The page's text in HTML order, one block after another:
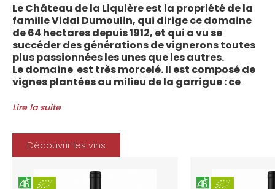
Le Château de la Liquière est la propriété de la
famille Vidal Dumoulin, qui dirige ce domaine
de 64 hectares depuis 1912, et qui a vu se
succéder des générations de vignerons toutes
plus passionnées les unes que les autres.
Le domaine est très morcelé. Il est composé de
vignes plantées au milieu de la garrigue : ce
entre les villages d’Autignac, Caussiniojouls,
l’Appellation. La grande majorité des parcelles,
sur sols de schistes, font face au sud, à la
Méditerranée.
Le vignoble du Château de la Liquière est
agriculture biologique depuis 2008 et 2012
Lire la suite
Découvrir les vins